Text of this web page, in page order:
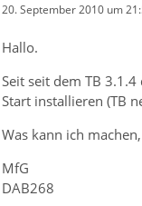
20. September 2010 um
Hallo.
Seit seit dem TB
Start installieren (TB
Was kann ich
MfG
DAB268